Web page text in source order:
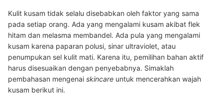
Kulit kusam tidak selalu disebabkan oleh faktor yang sama
pada setiap orang. Ada yang mengalami kusam akibat flek
hitam dan melasma membandel. Ada pula yang mengalami
kusam karena paparan polusi, sinar ultraviolet, atau
penumpukan sel kulit mati. Karena itu, pemilihan bahan aktif
harus disesuaikan dengan penyebabnya. Simaklah
pembahasan mengenai skincare untuk mencerahkan wajah
kusam berikut ini.